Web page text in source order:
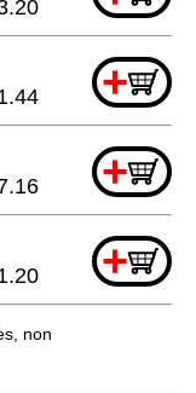
+
+
+
non commandable